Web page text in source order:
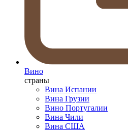
Вино
страны
Вина Испании
Вина Грузии
Вино Португалии
Вина Чили
Вина США